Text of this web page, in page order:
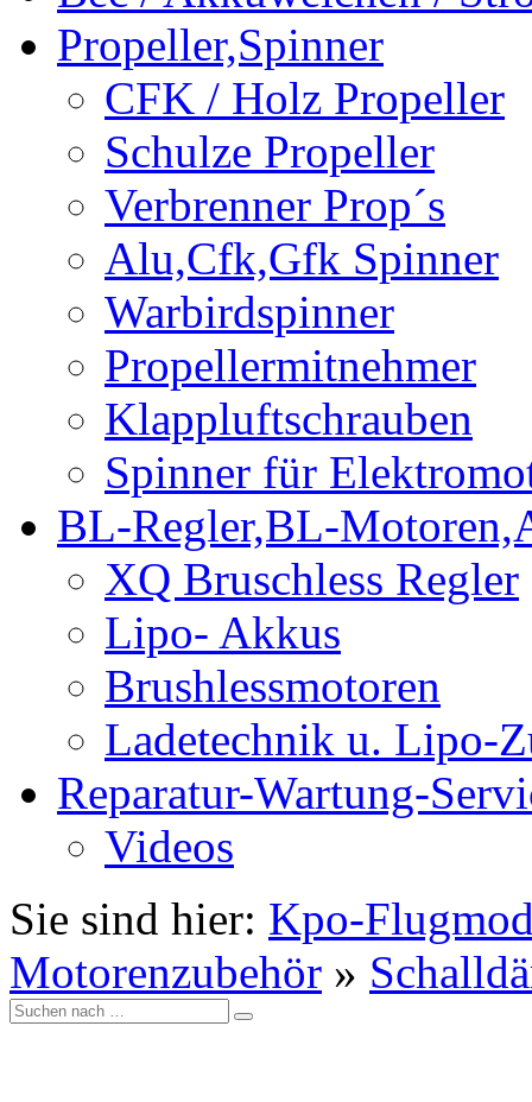
Propeller,Spinner
CFK / Holz Propeller
Schulze Propeller
Verbrenner Prop´s
Alu,Cfk,Gfk Spinner
Warbirdspinner
Propellermitnehmer
Klappluftschrauben
Spinner für
BL-Regler,BL-
XQ Bruschless Regler
Lipo- Akkus
Brushlessmotoren
Ladetechnik u. Lipo-
Reparatur-Wartung-
Videos
Sie sind hier: Kpo-
Motorenzubehör »